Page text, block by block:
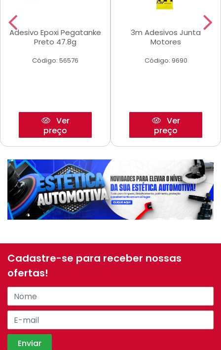
Adesivo Epoxi Pegatanke
Preto 47.8g
Código: 56576
Ver
preço
3m Adesivos Junta
Motores
Código: 9690
Ver
preço
Cadastre-se para receber nossas
ofertas!